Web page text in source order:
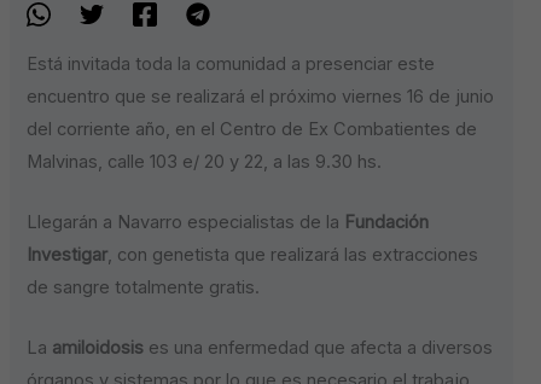
Está invitada toda la comunidad a presenciar este
encuentro que se realizará el próximo viernes 16 de junio
del corriente año, en el Centro de Ex Combatientes de
Malvinas, calle 103 e/ 20 y 22, a las 9.30 hs.
Llegarán a Navarro especialistas de la Fundación
Investigar, con genetista que realizará las extracciones
de sangre totalmente gratis.
La amiloidosis es una enfermedad que afecta a diversos